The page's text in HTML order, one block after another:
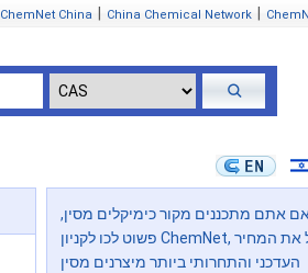
ChemNet China China Chemical Network
אם אתם מתכננים מקור כימיקלים מסין,
פשוט לכו לקניון ChemNet, נקבל את המחיר
העדכני והתחרותי ביותר מיצרנים מסין